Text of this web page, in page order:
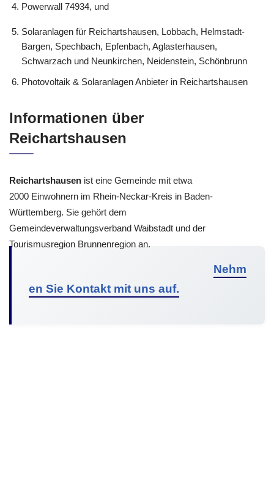
Powerwall 74934, und
Solaranlagen für Reichartshausen, Lobbach, Helmstadt-
Bargen, Spechbach, Epfenbach, Aglasterhausen,
Schwarzach und Neunkirchen, Neidenstein, Schönbrunn
Photovoltaik & Solaranlagen Anbieter in Reichartshausen
Informationen über
Reichartshausen
Reichartshausen ist eine Gemeinde mit etwa
2000 Einwohnern im Rhein-Neckar-Kreis in Baden-
Württemberg. Sie gehört dem
Gemeindeverwaltungsverband Waibstadt und der
Tourismusregion Brunnenregion an.
Nehm
en Sie Kontakt mit uns auf.